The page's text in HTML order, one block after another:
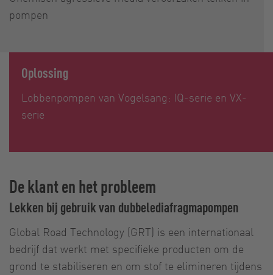
pompen
Oplossing
Lobbenpompen van Vogelsang: IQ-serie en VX-
serie
De klant en het probleem
Lekken bij gebruik van dubbelediafragmapompen
Global Road Technology (GRT) is een internationaal
bedrijf dat werkt met specifieke producten om de
grond te stabiliseren en om stof te elimineren tijdens